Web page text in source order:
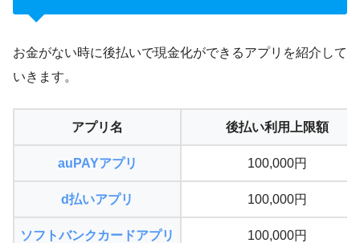
お金がない時に後払いで現金化ができるアプリを紹介して
いきます。
アプリ名 後払い利用上限額
auPAYアプリ 100,000円
d払いアプリ 100,000円
ソフトバンクカードアプリ 100,000円